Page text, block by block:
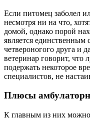
Если питомец заболел
несмотря ни на что,
домой, однако порой
является единственным
четвероногого друга и
ветеринар говорит, что
подержать некоторое
специалистов, не
Плюсы
К главным из них можно